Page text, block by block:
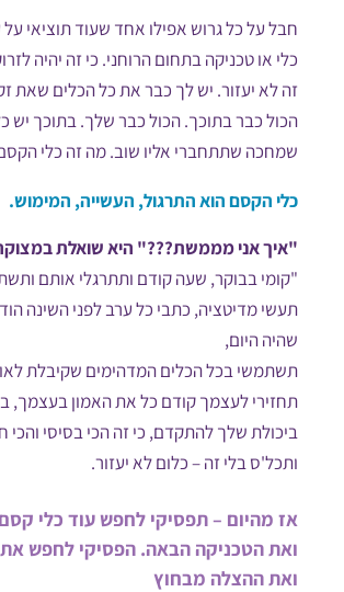
חבל על כל גרוש אפילו אחד שעוד תוציאי על
כלי או טכניקה בתחום הרוחני. כי זה יהיה
זה לא יעזור. יש לך כבר את כל הכלים שאת
הכול כבר בתוכך. הכול כבר שלך. בתוכך יש
שמחכה שתתחברי אליו שוב. מה זה כלי
כלי הקסםהוא התרגול, העשייה, המימוש.
"איך אני מממשת???" היא שואלת
"קומי בבוקר, שעה קודם ותתרגלי אותם
תעשי מדיטציה, כתבי כל ערב לפני השינה
שהיה היום,
תשתמשי בכל הכלים המדהימים שקיבלת
תחזירי לעצמך קודם כל את האמון בעצמך,
ביכולת שלך להתקדם, כי זה הכי בסיסי והכי
ותכל'ס בלי זה – כלום לא יעזור.
אז מהיום – תפסיקי לחפש עוד כלי קסם
ואת הטכניקה הבאה. הפסיקי לחפש את
ואת ההצלה מבחוץ